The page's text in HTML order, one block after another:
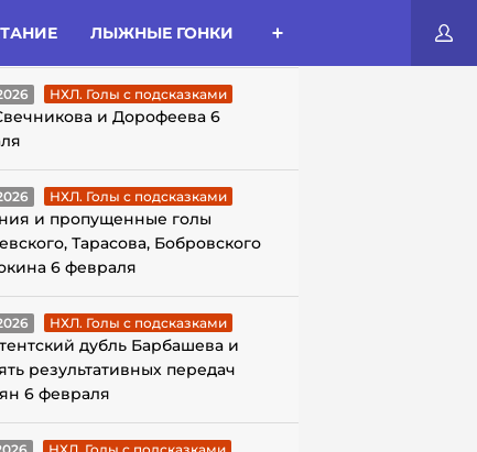
ЛЫЖНЫЕ ГОНКИ
С ПОДСКАЗКАМИ
НХЛ. Голы с подсказками
и Дорофеева 6
НХЛ. Голы с подсказками
и пропущенные голы
Тарасова, Бобровского
6 февраля
НХЛ. Голы с подсказками
дубль Барбашева и
результативных передач
6 февраля